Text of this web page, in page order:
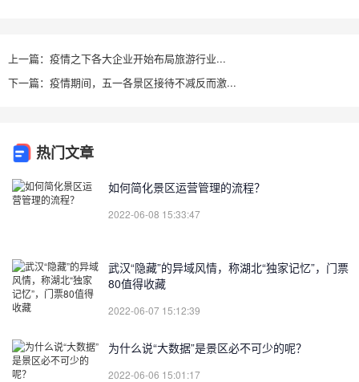
上一篇：疫情之下各大企业开始布局旅游行业...
下一篇：疫情期间，五一各景区接待不减反而激...
热门文章
如何简化景区运营管理的流程？
2022-06-08 15:33:47
武汉“隐藏”的异域风情，称湖北“独家记忆”，门票
80值得收藏
2022-06-07 15:12:39
为什么说“大数据”是景区必不可少的呢？
2022-06-06 15:01:17